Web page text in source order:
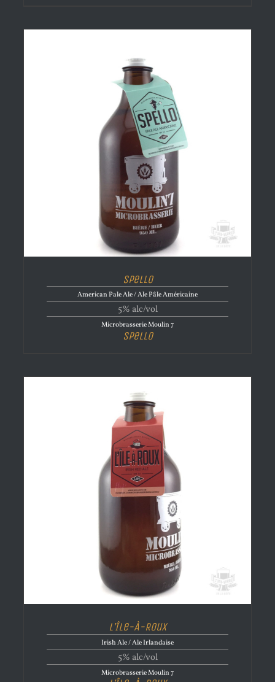
Spello
American Pale Ale / Ale Pâle Américaine
5% alc/vol
Microbrasserie Moulin 7
Spello
L’Île-À-Roux
Irish Ale / Ale Irlandaise
5% alc/vol
Microbrasserie Moulin 7